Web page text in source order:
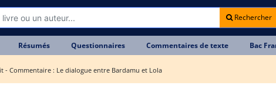
Rechercher
Résumés Questionnaires Commentaires de texte Bac
- Commentaire : Le dialogue entre Bardamu et Lola